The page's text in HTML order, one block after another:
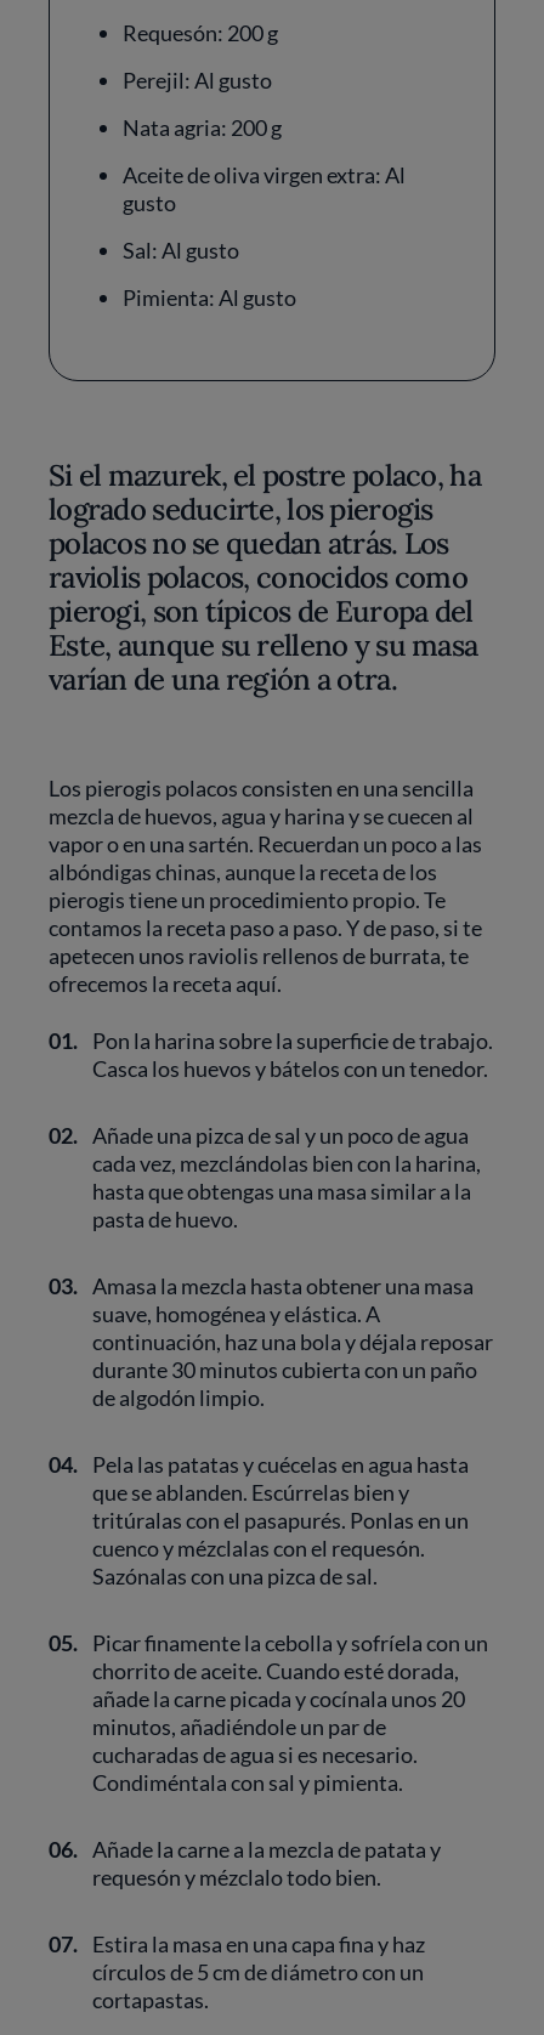
Requesón: 200 g
Perejil: Al gusto
Nata agria: 200 g
Aceite de oliva virgen extra: Al
gusto
Sal: Al gusto
Pimienta: Al gusto
Si el mazurek, el postre polaco, ha
logrado seducirte, los pierogis
polacos no se quedan atrás. Los
raviolis polacos, conocidos como
pierogi, son típicos de Europa del
Este, aunque su relleno y su masa
varían de una región a otra.
Los pierogis polacos consisten en una sencilla
mezcla de huevos, agua y harina y se cuecen al
vapor o en una sartén. Recuerdan un poco a las
albóndigas chinas, aunque la receta de los
pierogis tiene un procedimiento propio. Te
contamos la receta paso a paso. Y de paso, si te
apetecen unos raviolis rellenos de burrata, te
ofrecemos la receta aquí.
01. Pon la harina sobre la superficie de trabajo.
Casca los huevos y bátelos con un tenedor.
02. Añade una pizca de sal y un poco de agua
cada vez, mezclándolas bien con la harina,
hasta que obtengas una masa similar a la
pasta de huevo.
03. Amasa la mezcla hasta obtener una masa
suave, homogénea y elástica. A
continuación, haz una bola y déjala reposar
durante 30 minutos cubierta con un paño
de algodón limpio.
04. Pela las patatas y cuécelas en agua hasta
que se ablanden. Escúrrelas bien y
tritúralas con el pasapurés. Ponlas en un
cuenco y mézclalas con el requesón.
Sazónalas con una pizca de sal.
05. Picar finamente la cebolla y sofríela con un
chorrito de aceite. Cuando esté dorada,
añade la carne picada y cocínala unos 20
minutos, añadiéndole un par de
cucharadas de agua si es necesario.
Condiméntala con sal y pimienta.
06. Añade la carne a la mezcla de patata y
requesón y mézclalo todo bien.
07. Estira la masa en una capa fina y haz
círculos de 5 cm de diámetro con un
cortapastas.